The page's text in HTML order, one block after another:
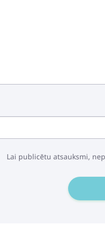
Lai publicētu atsauksmi,